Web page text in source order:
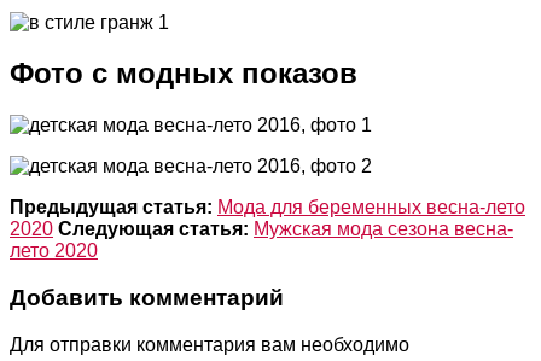
Фото с модных показов
Предыдущая статья: Мода для беременных весна-лето
2020 Следующая статья: Мужская мода сезона весна-
лето 2020
Добавить комментарий
Для отправки комментария вам необходимо